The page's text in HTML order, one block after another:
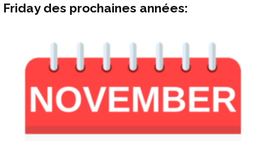
Friday des prochaines années: